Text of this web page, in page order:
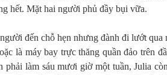
hết. Mặt hai người phủ đầy bụi vữa.
đến chỗ hẹn nhưng đành đi lướt
là máy bay trực thăng quần đảo trên
phải làm sáu mươi giờ một tuần, Julia